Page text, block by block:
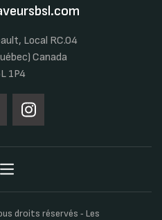
Local RC.04
Canada
1P4
droits réservés ‐ Les